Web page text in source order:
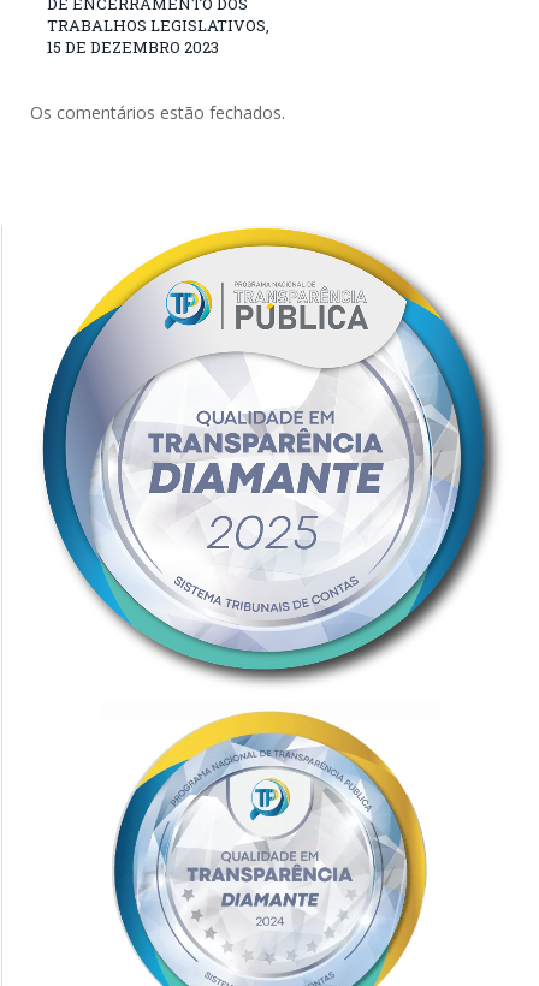
TRABALHOS LEGISLATIVOS,
15 DE DEZEMBRO 2023
Os comentários estão fechados.